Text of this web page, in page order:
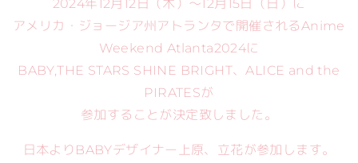
2024年12月12日（木）～12月15日（日）に
アメリカ・ジョージア州アトランタで開催されるAnime
Weekend Atlanta2024に
BABY,THE STARS SHINE BRIGHT、ALICE and the
PIRATESが
参加することが決定致しました。
日本よりBABYデザイナー上原、立花が参加します。